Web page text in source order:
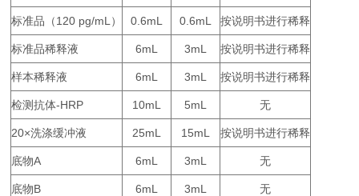
标准品（120 pg/mL ） 0.6mL 0.6mL 按说明书进行稀释
标准品稀释液 6mL 3mL 按说明书进行稀释
样本稀释液 6mL 3mL 按说明书进行稀释
检测抗体-HRP 10mL 5mL 无
20×洗涤缓冲液 25mL 15mL 按说明书进行稀释
底物A 6mL 3mL 无
底物B 6mL 3mL 无